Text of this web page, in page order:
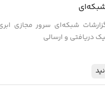
شبکه‌ای سرور مجازی
دریافتی و ارسالی